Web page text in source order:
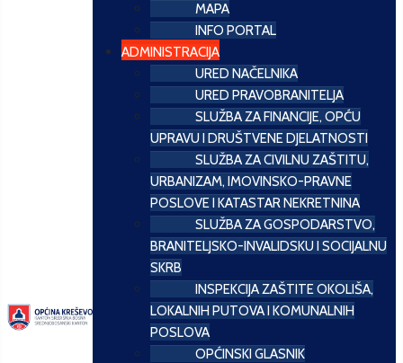
MAPA
INFO PORTAL
ADMINISTRACIJA
URED NAČELNIKA
URED PRAVOBRANITELJA
SLUŽBA ZA FINANCIJE, OPĆU
UPRAVU I DRUŠTVENE DJELATNOSTI
SLUŽBA ZA CIVILNU ZAŠTITU,
URBANIZAM, IMOVINSKO-PRAVNE
POSLOVE I KATASTAR NEKRETNINA
SLUŽBA ZA GOSPODARSTVO,
BRANITELJSKO-INVALIDSKU I SOCIJALNU
SKRB
INSPEKCIJA ZAŠTITE OKOLIŠA,
LOKALNIH PUTOVA I KOMUNALNIH
POSLOVA
OPĆINSKI GLASNIK